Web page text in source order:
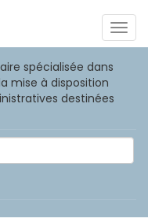
spécialisée dans
mise à disposition
destinées